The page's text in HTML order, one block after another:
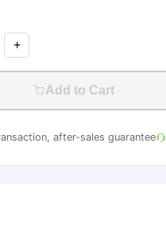
+
Add to Cart
after-sales guarantee